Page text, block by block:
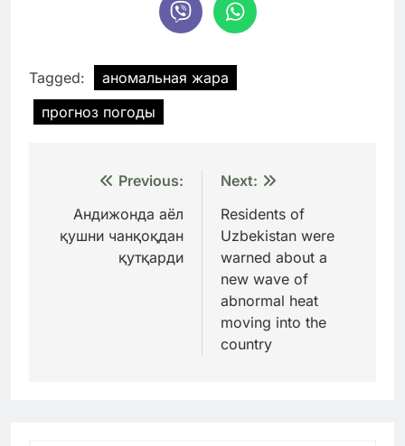
Tagged:
аномальная жара
прогноз погоды
Навигация
записям
Previous:
Андижонда аёл
қушни чанқоқдан
қутқарди
Next:
Residents of
Uzbekistan were
warned about a
new wave of
abnormal heat
moving into the
country